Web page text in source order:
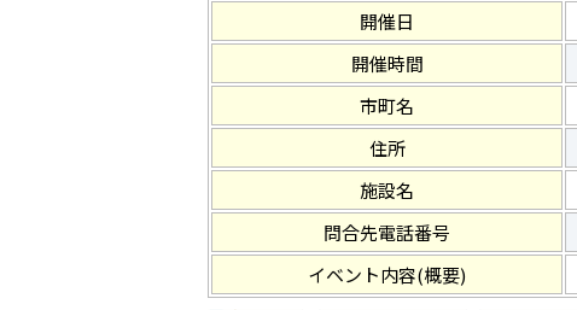
開催日
開催時間
市町名
住所
施設名
問合先電話番号
イベント内容(概要)